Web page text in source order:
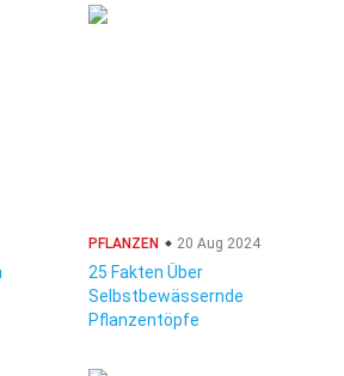
PFLANZEN 20 Aug 2024
25 Fakten Über
Selbstbewässernde
Pflanzentöpfe